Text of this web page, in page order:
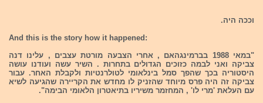
וככה היה.
And this is the story how it happened:
"במאי 1988 בברמינגהאם , אחרי הצבעה מורטת עצבים , עלינו דנה
צביקה ואני לבמה כזוכים הגדולים בתחרות . השיר עשה ועודנו עושה
היסטוריה בכך שהפך סמל בינלאומי לטולרנטיות ולקבלת האחר. עבור
צביקה זה היה פרס מיוחד שהזניק לו מחדש את הקריירה שהגיעה לשיא
עם העלאת 'מרי לו' , המחזמר משיריו בתיאטרון הלאומי הבימה".